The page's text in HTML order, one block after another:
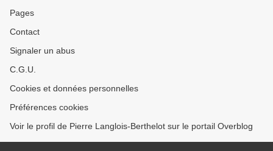
Pages
Contact
Signaler un abus
C.G.U.
Cookies et données personnelles
Préférences cookies
Voir le profil de Pierre Langlois-Berthelot sur le portail Overblog